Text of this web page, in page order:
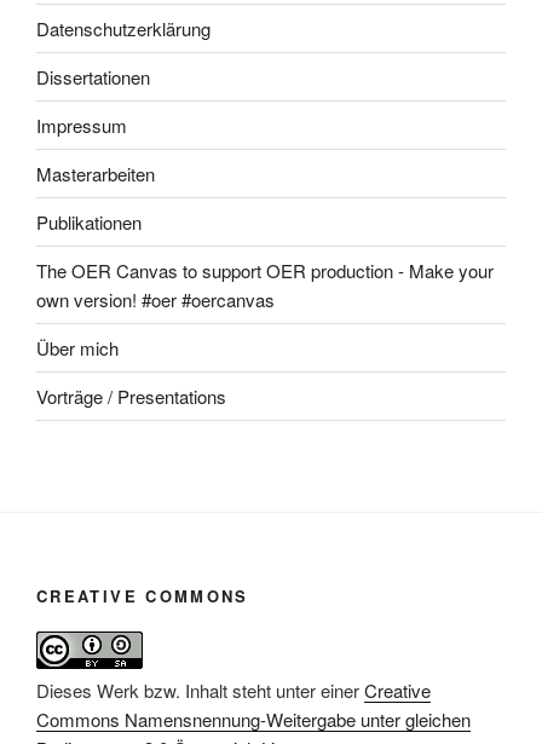
Datenschutzerklärung
Dissertationen
Impressum
Masterarbeiten
Publikationen
The OER Canvas to support OER production - Make your
own version! #oer #oercanvas
Über mich
Vorträge / Presentations
CREATIVE COMMONS
Dieses Werk bzw. Inhalt steht unter einerCreative
Commons Namensnennung-Weitergabe unter gleichen